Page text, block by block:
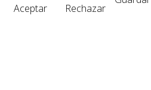
Aceptar
Rechazar